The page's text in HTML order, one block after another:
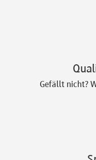
Gefällt nicht?